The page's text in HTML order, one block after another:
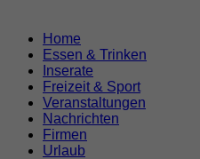
Home
Essen & Trinken
Inserate
Freizeit & Sport
Veranstaltungen
Nachrichten
Firmen
Urlaub